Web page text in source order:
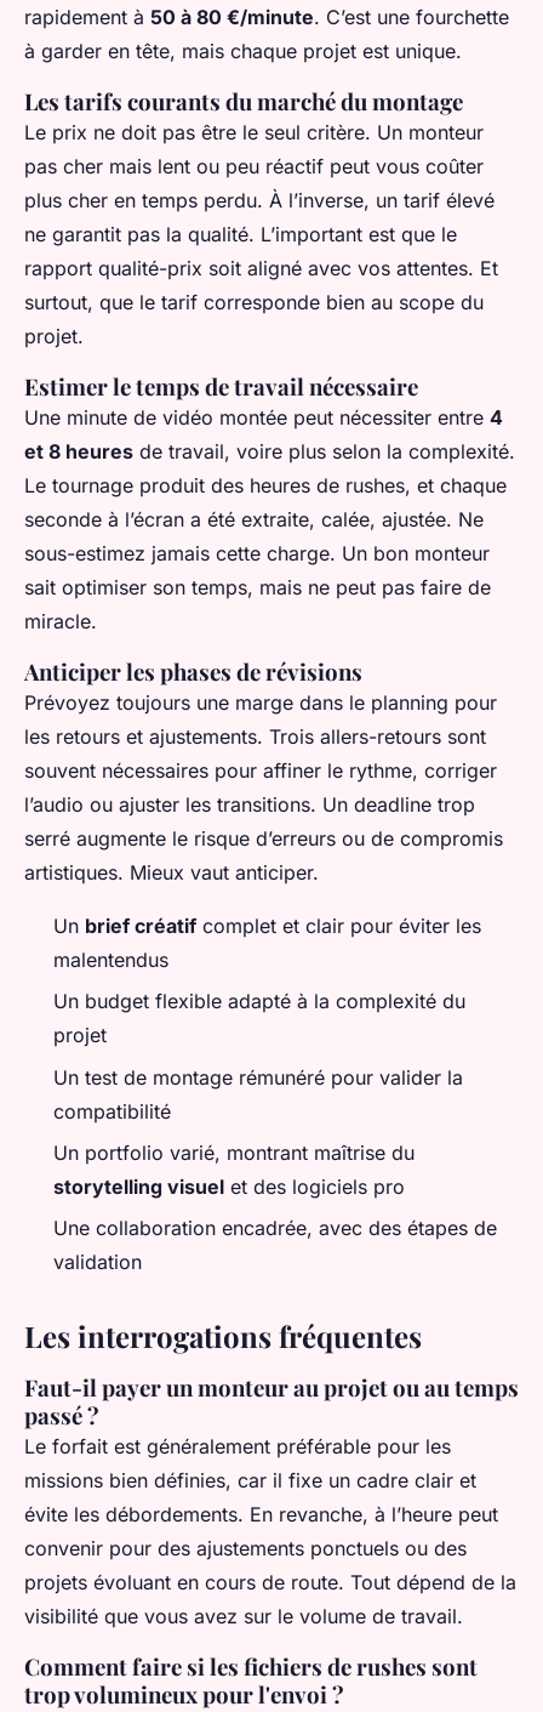
rapidement à 50 à 80 €/minute. C’est une fourchette
à garder en tête, mais chaque projet est unique.
Les tarifs courants du marché du montage
Le prix ne doit pas être le seul critère. Un monteur
pas cher mais lent ou peu réactif peut vous coûter
plus cher en temps perdu. À l’inverse, un tarif élevé
ne garantit pas la qualité. L’important est que le
rapport qualité-prix soit aligné avec vos attentes. Et
surtout, que le tarif corresponde bien au scope du
projet.
Estimer le temps de travail nécessaire
Une minute de vidéo montée peut nécessiter entre 4
et 8 heures de travail, voire plus selon la complexité.
Le tournage produit des heures de rushes, et chaque
seconde à l’écran a été extraite, calée, ajustée. Ne
sous-estimez jamais cette charge. Un bon monteur
sait optimiser son temps, mais ne peut pas faire de
miracle.
Anticiper les phases de révisions
Prévoyez toujours une marge dans le planning pour
les retours et ajustements. Trois allers-retours sont
souvent nécessaires pour affiner le rythme, corriger
l’audio ou ajuster les transitions. Un deadline trop
serré augmente le risque d’erreurs ou de compromis
artistiques. Mieux vaut anticiper.
Un brief créatifcomplet et clair pour éviter les
malentendus
Un budget flexible adapté à la complexité du
projet
Un test de montage rémunéré pour valider la
compatibilité
Un portfolio varié, montrant maîtrise du
storytelling visuel et des logiciels pro
Une collaboration encadrée, avec des étapes de
validation
Les interrogations fréquentes
Faut-il payer un monteur au projet ou au temps
passé ?
Le forfait est généralement préférable pour les
missions bien définies, car il fixe un cadre clair et
évite les débordements. En revanche, à l’heure peut
convenir pour des ajustements ponctuels ou des
projets évoluant en cours de route. Tout dépend de la
visibilité que vous avez sur le volume de travail.
Comment faire si les fichiers de rushes sont
trop volumineux pour l'envoi ?